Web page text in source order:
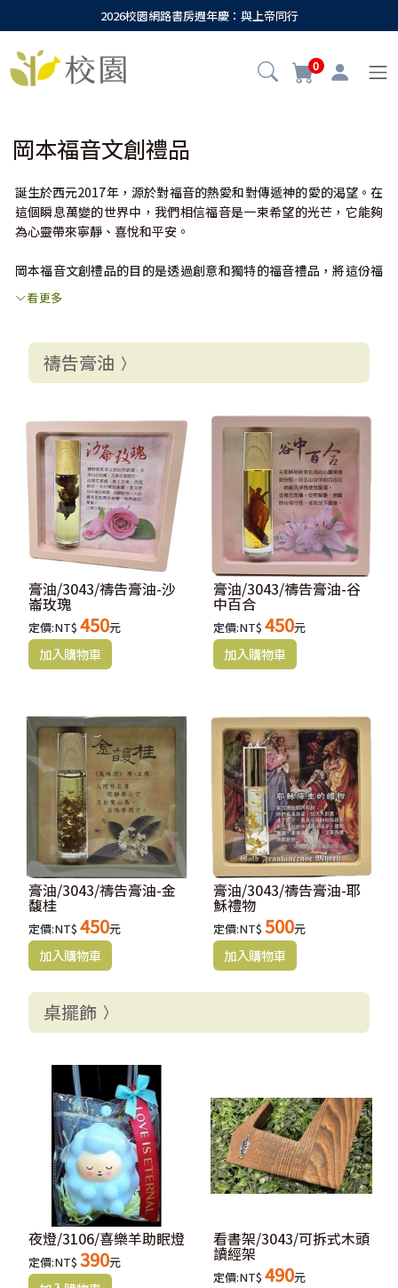
2026校園網路書房週年慶：與上帝同行
0
岡本福音文創禮品
誕生於西元2017年，源於對福音的熱愛和對傳遞神的愛的渴望。在
這個瞬息萬變的世界中，我們相信福音是一束希望的光芒，它能夠
為心靈帶來寧靜、喜悅和平安。
岡本福音文創禮品的目的是透過創意和獨特的福音禮品，將這份福
音的愛傳遞給更多的人。
「岡本」屬靈意喻「岡」是一隻羊，「本」是一棵樹栽在溪水旁，
（約翰福音10:14）；
他要像一棵樹，栽在溪水旁，按時候結果子，葉子也不枯乾，凡他
所做的，盡都順利。（詩篇1:3）
「同心合意興旺福音」腓立比書1:5是岡本福音文創禮品的核心理
念。
我們希望透過岡本，讓每個人都能感受到與神同行的喜悅和祝福。
我們的福音禮品不僅具有獨特的設計和創意，更蘊含著神的話語和
《品牌精神 代表經句》
同心合意興旺福音 腓立比書1:5
看更多
禱告膏油
膏油/3043/禱告膏油-沙
崙玫瑰
定價:NT$ 450元
膏油/3043/禱告膏油-谷
中百合
定價:NT$ 450元
膏油/3043/禱告膏油-金
馥桂
定價:NT$ 450元
膏油/3043/禱告膏油-耶
穌禮物
定價:NT$ 500元
桌擺飾
夜燈/3106/喜樂羊助眠燈
定價:NT$ 390元
看書架/3043/可拆式木頭
讀經架
定價:NT$ 490元